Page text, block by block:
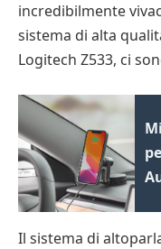
incredibilmente
sistema di alta
Logitech Z533, ci
Il sistema di